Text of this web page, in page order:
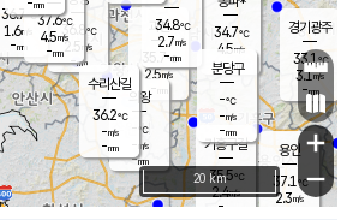
과천
35.7℃
2.5m/s
- mm
용인
37.1℃
2.3m/s
경기광주
33.1℃
3.1m/s
-mm
의왕
- ℃
-m/s
-mm
36.8 ℃
2.5 m/s
-mm
36.7℃
1.6m/s
-mm
37.6℃
4.5m/s
-mm
34.7℃
4.5m/s
-mm
34.8℃
2.7m/s
-mm
기흥구갈
35.5℃
2.4m/s
-
수리산길
36.2℃
-m/s
-mm
분당구
-℃
-m/s
-mm
mm
+
−
20 km